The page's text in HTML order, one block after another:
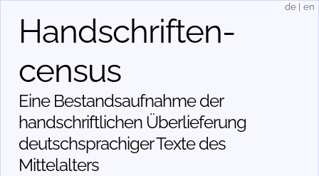
Handschriften­
census
Eine Bestandsaufnahme der
handschriftlichen Über­lieferung
deutschsprachiger Texte des
Mittelalters
de en